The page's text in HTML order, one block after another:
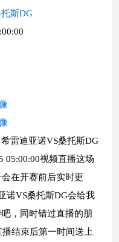
斯DG
雷迪亚诺VS桑托斯DG
05:00:00视频直播这场
在开赛前后实时更
诺VS桑托斯DG会给我
，同时错过直播的朋
结束后第一时间送上